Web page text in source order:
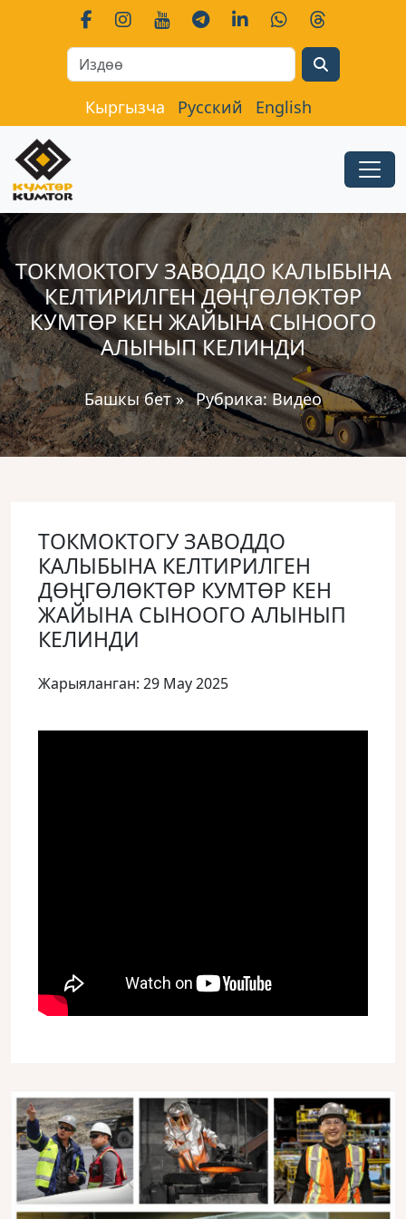
Кыргызча Русский English
ТОКМОКТОГУ ЗАВОДДО КАЛЫБЫНА
КЕЛТИРИЛГЕН ДӨҢГӨЛӨКТӨР
КУМТӨР КЕН ЖАЙЫНА СЫНООГО
АЛЫНЫП КЕЛИНДИ
Башкы бет» Рубрика:Видео
ТОКМОКТОГУ ЗАВОДДО
КАЛЫБЫНА КЕЛТИРИЛГЕН
ДӨҢГӨЛӨКТӨР КУМТӨР КЕН
ЖАЙЫНА СЫНООГО АЛЫНЫП
КЕЛИНДИ
Жарыяланган: 29 May 2025